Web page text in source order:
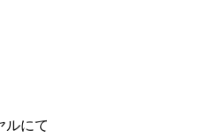
ルにて